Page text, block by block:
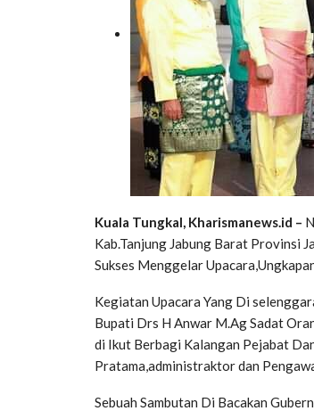
Kuala Tungkal, Kharismanews.id –
Kab.Tanjung Jabung Barat Provinsi
Sukses Menggelar
Kegiatan Upacara Yang Di
Bupati Drs H Anwar M.Ag Sadat
di Ikut Berbagi Kalangan Pejabat
Pratama,administraktor dan
Sebuah Sambutan Di Bacakan